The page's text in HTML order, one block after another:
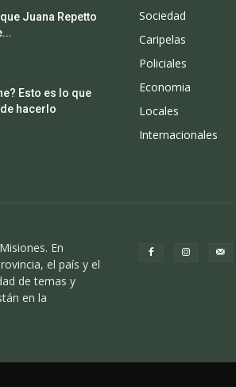
Juana Repetto
Esto es lo que
hacerlo
Sociedad
Caripelas
Policiales
Economia
Locales
Internacionales
En
el país y el
de temas y
en la